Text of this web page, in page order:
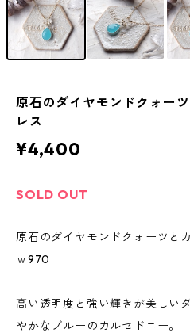
原石のダイヤモンドクォー
レス
¥4,400
SOLD OUT
原石のダイヤモンドクォーツと
ｗ970
高い透明度と強い輝きが美しい
やかなブルーのカルセドニー。